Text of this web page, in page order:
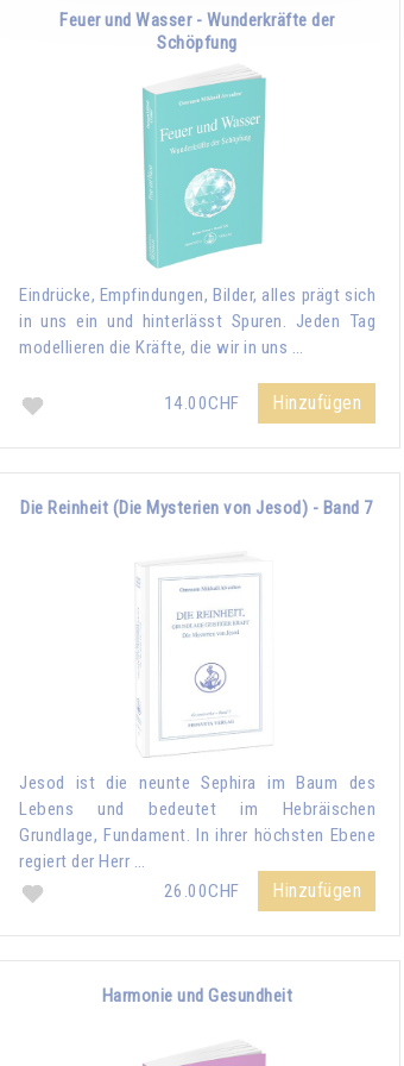
Feuer und Wasser - Wunderkräfte der
Schöpfung
Eindrücke, Empfindungen, Bilder, alles prägt sich
in uns ein und hinterlässt Spuren. Jeden Tag
modellieren die Kräfte, die wir in uns …
14.00CHF Hinzufügen
Die Reinheit (Die Mysterien von Jesod) - Band 7
Jesod ist die neunte Sephira im Baum des
Lebens und bedeutet im Hebräischen
Grundlage, Fundament. In ihrer höchsten Ebene
regiert der Herr …
26.00CHF
Hinzufügen
Harmonie und Gesundheit